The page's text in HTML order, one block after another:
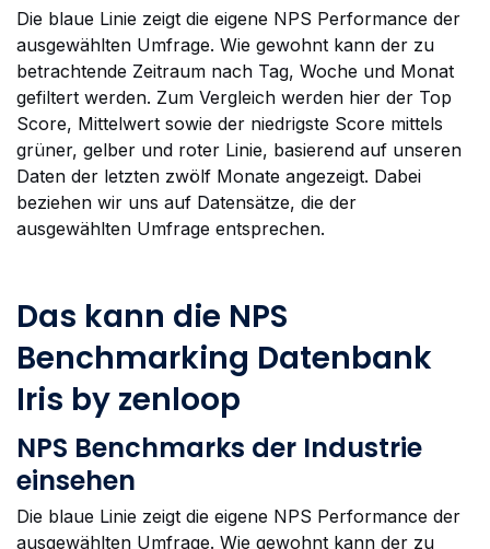
Die blaue Linie zeigt die eigene NPS Performance der
ausgewählten Umfrage. Wie gewohnt kann der zu
betrachtende Zeitraum nach Tag, Woche und Monat
gefiltert werden. Zum Vergleich werden hier der Top
Score, Mittelwert sowie der niedrigste Score mittels
grüner, gelber und roter Linie, basierend auf unseren
Daten der letzten zwölf Monate angezeigt. Dabei
beziehen wir uns auf Datensätze, die der
ausgewählten Umfrage entsprechen.
Das kann die NPS
Benchmarking Datenbank
Iris by zenloop
NPS Benchmarks der Industrie
einsehen
Die blaue Linie zeigt die eigene NPS Performance der
ausgewählten Umfrage. Wie gewohnt kann der zu